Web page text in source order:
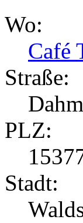
Wo:
Café
Straße:
PLZ:
Stadt: